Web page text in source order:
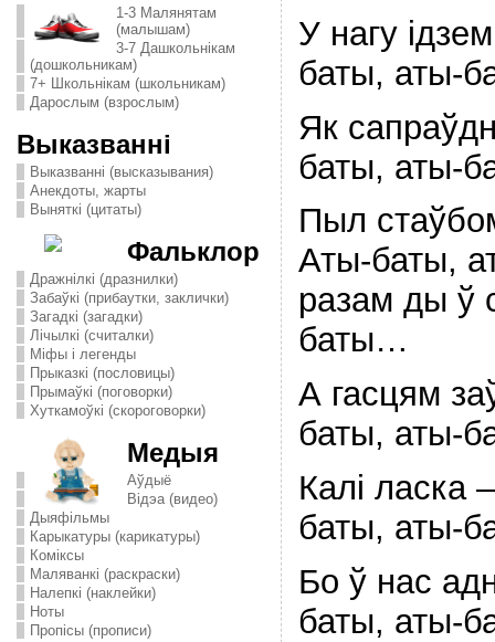
1-3 Малянятам
(малышам)
3-7 Дашкольнікам
(дошкольникам)
7+ Школьнікам (школьникам)
Дарослым (взрослым)
Выказванні
Выказванні (высказывания)
Анекдоты, жарты
Выняткі (цитаты)
Фальклор
Дражнілкі (дразнилки)
Забаўкі (прибаутки, заклички)
Загадкі (загадки)
Лічылкі (считалки)
Міфы і легенды
Прыказкі (пословицы)
Прымаўкі (поговорки)
Хуткамоўкі (скороговорки)
Медыя
Аўдыё
Відэа (видео)
Дыяфільмы
Карыкатуры (карикатуры)
Комiксы
Маляванкі (раскраски)
Налепкі (наклейки)
Ноты
Пропісы (прописи)
У нагу
баты, аты-
Як
баты, аты-
Пыл
Аты-баты,
разам ды ў
баты…
А гасцям
баты, аты-
Калi ласка
баты, аты-
Бо ў нас
баты, аты-